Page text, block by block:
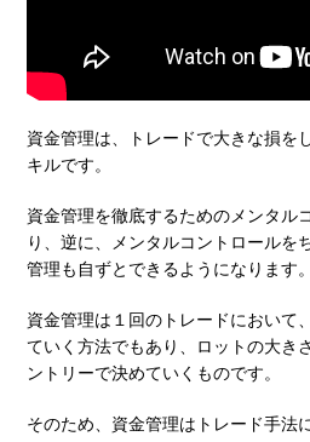
資金管理は、トレードで大きな損を
キルです。
資金管理を徹底するためのメンタル
り、逆に、メンタルコントロールを
管理も自ずとできるようになります。
資金管理は１回のトレードにおいて
ていく方法でもあり、ロットの大き
ントリーで決めていくものです。
そのため、資金管理はトレード手法